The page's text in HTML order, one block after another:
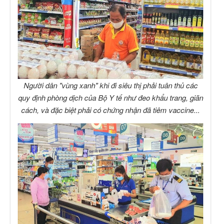
Người dân "vùng xanh" khi đi siêu thị phải tuân thủ các
quy định phòng dịch của Bộ Y tế như đeo khẩu trang, giãn
cách, và đặc biệt phải có chứng nhận đã tiêm vaccine...